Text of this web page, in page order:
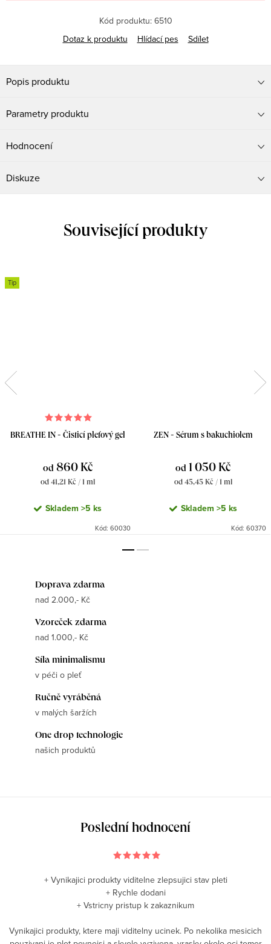
Kód produktu: 6510
Dotaz k produktu
Hlídací pes Sdílet
Popis produktu
Parametry produktu
Hodnocení
Diskuze
Související produkty
Tip
BREATHE IN - Čisticí pleťový gel
od 860 Kč
Měrná
od 41,21 Kč / 1 ml
Skladem >5 ks
Kód: 60030
ZEN - Sérum s bakuchiolem
od 1 050 Kč
Měrná
od 45,45 Kč / 1 ml
Skladem >5 ks
Kód: 60370
Doprava zdarma
nad 2.000,- Kč
Vzoreček zdarma
nad 1.000,- Kč
Síla minimalismu
v péči o pleť
Ručně vyráběná
v malých šaržích
One drop technologie
našich produktů
Poslední hodnocení
+ Vynikajici produkty viditelne zlepsujici stav pleti
+ Rychle dodani
+ Vstricny pristup k zakaznikum
Vynikajici produkty, ktere maji viditelny ucinek. Po nekolika mesicich